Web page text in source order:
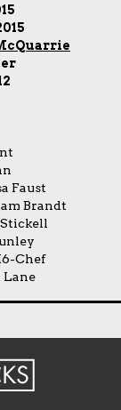
Faust
Brandt
Chef
Lane